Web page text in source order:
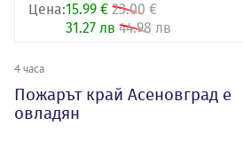
Цена:15.99 € 23.00 €
31.27 лв 44.98 лв
4 часа
Пожарът край Асеновград е
овладян